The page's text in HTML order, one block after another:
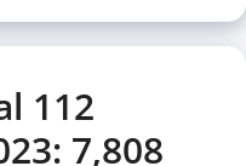
112
7,808